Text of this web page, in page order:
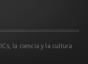
la ciencia y la cultura